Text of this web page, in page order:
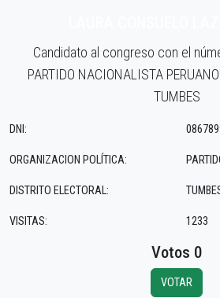
Candidato al congreso con el
PARTIDO NACIONALISTA
TUMBES
DNI:
ORGANIZACION POLÍTICA:
DISTRITO ELECTORAL:
VISITAS: 1233
Votos 0
VOTAR